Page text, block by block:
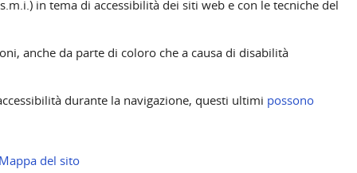
in tema di accessibilità dei siti web e con le tecniche del
anche da parte di coloro che a causa di disabilità
durante la navigazione, questi ultimi possono
Mappa del sito